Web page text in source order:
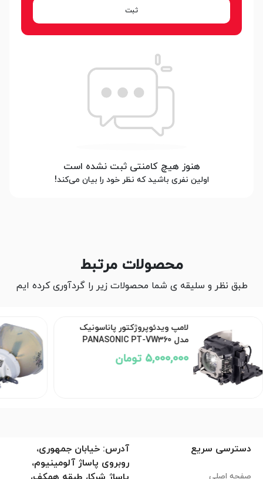
ثبت
هنوز هیچ کامنتی ثبت نشده است
اولین نفری باشید که نظر خود را بیان می‌کند!
محصولات مرتبط
طبق نظر و سلیقه ی شما محصولات زیر را گردآوری کرده ایم
لامپ ویدئوپروژکتور پاناسونیک
مدل PANASONIC PT-VW360
5,000,000 تومان
دسترسی سریع
صفحه اصلی
آدرس: خیابان جمهوری،
روبروی پاساژ آلومینیوم،